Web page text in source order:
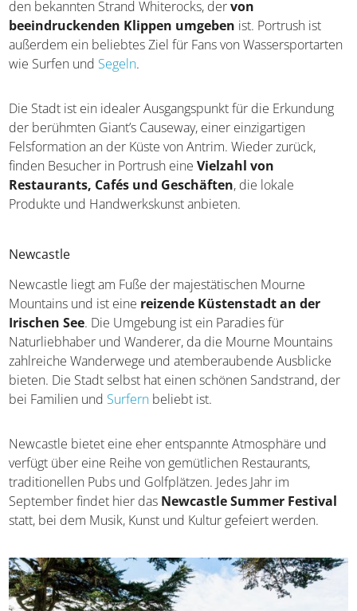
Portrush ist eine charmantes Städtchen an der Causeway
Coast. Sie ist bekannt für ihre beliebten Strände, darunter
den bekannten Strand Whiterocks, dervon
beeindruckenden Klippen umgeben
Wassersportarten wie Surfen undSegeln.
Die Stadt ist ein idealer Ausgangspunkt für die Erkundung
der berühmten Giant’s Causeway, einer einzigartigen
Felsformation an der Küste von Antrim. Wieder zurück,
finden Besucher in Portrush eineVielzahl von
Produkte und Handwerkskunst anbieten.
Newcastle
Newcastle liegt am Fuße der majestätischen Mourne
Mountains und ist einereizende Küstenstadt an der
Irischen See. Die Umgebung ist ein Paradies für
Naturliebhaber und Wanderer, da die Mourne Mountains
zahlreiche Wanderwege und atemberaubende Ausblicke
der bei Familien undSurfernbeliebt ist.
Newcastle bietet eine eher entspannte Atmosphäre und
verfügt über eine Reihe von gemütlichen Restaurants,
traditionellen Pubs und Golfplätzen. Jedes Jahr im
Festivalstatt, bei dem Musik, Kunst und Kultur gefeiert
werden.